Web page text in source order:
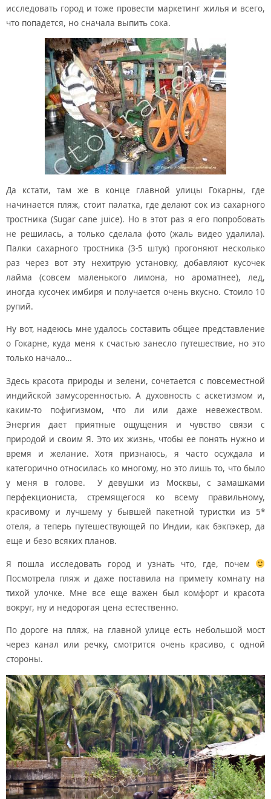
исследовать город и тоже провести маркетинг жилья и всего,
что попадется, но сначала выпить сока.
Да кстати, там же в конце главной улицы Гокарны, где
начинается пляж, стоит палатка, где делают сок из сахарного
тростника (Sugar cane juice). Но в этот раз я его попробовать
не решилась, а только сделала фото (жаль видео удалила).
Палки сахарного тростника (3-5 штук) прогоняют несколько
раз через вот эту нехитрую установку, добавляют кусочек
лайма (совсем маленького лимона, но ароматнее), лед,
иногда кусочек имбиря и получается очень вкусно. Стоило 10
рупий.
Ну вот, надеюсь мне удалось составить общее представление
о Гокарне, куда меня к счастью занесло путешествие, но это
только начало…
Здесь красота природы и зелени, сочетается с повсеместной
индийской замусоренностью. А духовность с аскетизмом и,
каким-то пофигизмом, что ли или даже невежеством.
Энергия дает приятные ощущения и чувство связи с
природой и своим Я. Это их жизнь, чтобы ее понять нужно и
время и желание. Хотя признаюсь, я часто осуждала и
категорично относилась ко многому, но это лишь то, что было
у меня в голове. У девушки из Москвы, с замашками
перфекциониста, стремящегося ко всему правильному,
красивому и лучшему у бывшей пакетной туристки из 5*
отеля, а теперь путешествующей по Индии, как бэкпэкер, да
еще и безо всяких планов.
Я пошла исследовать город и узнать что, где, почем
Посмотрела пляж и даже поставила на примету комнату на
тихой улочке. Мне все еще важен был комфорт и красота
вокруг, ну и недорогая цена естественно.
По дороге на пляж, на главной улице есть небольшой мост
через канал или речку, смотрится очень красиво, с одной
стороны.